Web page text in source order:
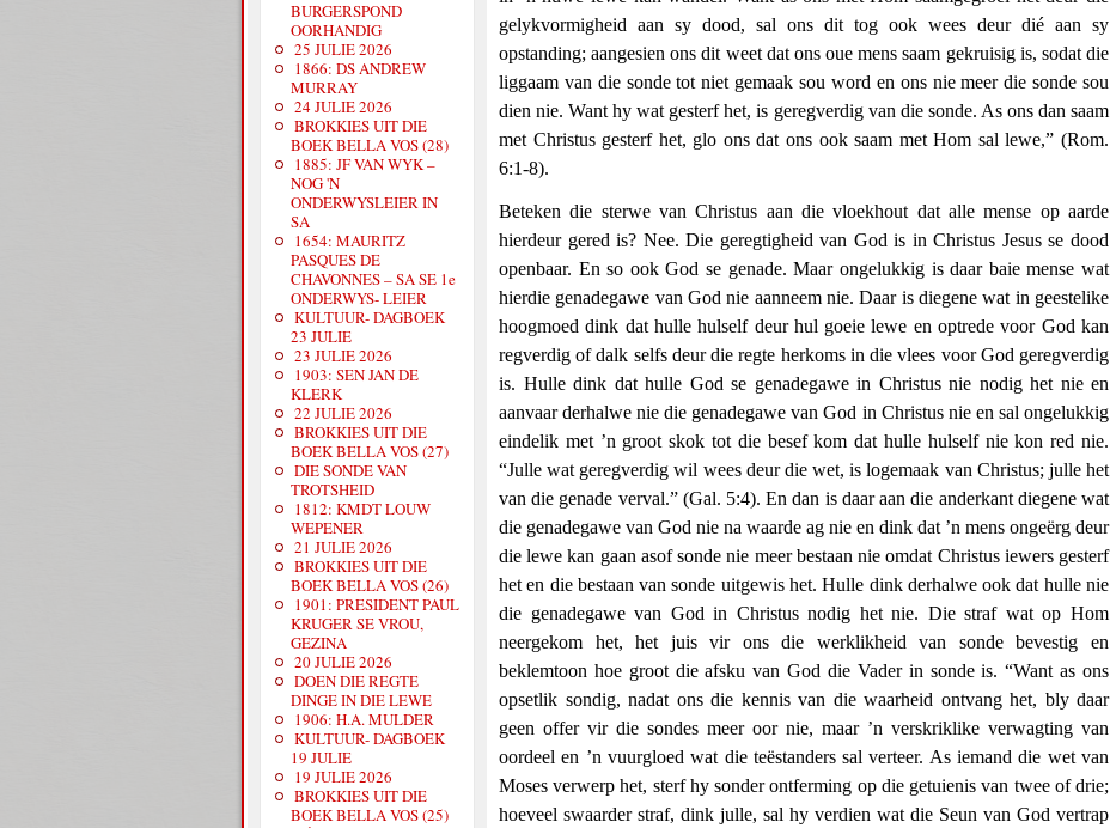
BURGERSPOND
OORHANDIG
25 JULIE 2026
1866: DS ANDREW
MURRAY
24 JULIE 2026
BROKKIES UIT DIE
BOEK BELLA VOS (28)
1885: JF VAN WYK –
NOG 'N
ONDERWYSLEIER IN
SA
1654: MAURITZ
PASQUES DE
CHAVONNES – SA SE 1e
ONDERWYS- LEIER
KULTUUR- DAGBOEK
23 JULIE
23 JULIE 2026
1903: SEN JAN DE
KLERK
22 JULIE 2026
BROKKIES UIT DIE
BOEK BELLA VOS (27)
DIE SONDE VAN
TROTSHEID
1812: KMDT LOUW
WEPENER
21 JULIE 2026
BROKKIES UIT DIE
BOEK BELLA VOS (26)
1901: PRESIDENT PAUL
KRUGER SE VROU,
GEZINA
20 JULIE 2026
DOEN DIE REGTE
DINGE IN DIE LEWE
1906: H.A. MULDER
KULTUUR- DAGBOEK
19 JULIE
19 JULIE 2026
BROKKIES UIT DIE
BOEK BELLA VOS (25)
gelykvormigheid aan sy dood, sal ons dit tog ook wees deur dié aan sy
opstanding; aangesien ons dit weet dat ons oue mens saam gekruisig is, sodat die
liggaam van die sonde tot niet gemaak sou word en ons nie meer die sonde sou
dien nie. Want hy wat gesterf het, is geregverdig van die sonde. As ons dan saam
met Christus gesterf het, glo ons dat ons ook saam met Hom sal lewe,” (Rom.
6:1-8).
Beteken die sterwe van Christus aan die vloekhout dat alle mense op aarde
hierdeur gered is? Nee. Die geregtigheid van God is in Christus Jesus se dood
openbaar. En so ook God se genade. Maar ongelukkig is daar baie mense wat
hierdie genadegawe van God nie aanneem nie. Daar is diegene wat in geestelike
hoogmoed dink dat hulle hulself deur hul goeie lewe en optrede voor God kan
regverdig of dalk selfs deur die regte herkoms in die vlees voor God geregverdig
is. Hulle dink dat hulle God se genadegawe in Christus nie nodig het nie en
aanvaar derhalwe nie die genadegawe van God in Christus nie en sal ongelukkig
eindelik met ’n groot skok tot die besef kom dat hulle hulself nie kon red nie.
“Julle wat geregverdig wil wees deur die wet, is logemaak van Christus; julle het
van die genade verval.” (Gal. 5:4). En dan is daar aan die anderkant diegene wat
die genadegawe van God nie na waarde ag nie en dink dat ’n mens ongeërg deur
die lewe kan gaan asof sonde nie meer bestaan nie omdat Christus iewers gesterf
het en die bestaan van sonde uitgewis het. Hulle dink derhalwe ook dat hulle nie
die genadegawe van God in Christus nodig het nie. Die straf wat op Hom
neergekom het, het juis vir ons die werklikheid van sonde bevestig en
beklemtoon hoe groot die afsku van God die Vader in sonde is. “Want as ons
opsetlik sondig, nadat ons die kennis van die waarheid ontvang het, bly daar
geen offer vir die sondes meer oor nie, maar ’n verskriklike verwagting van
oordeel en ’n vuurgloed wat die teëstanders sal verteer. As iemand die wet van
Moses verwerp het, sterf hy sonder ontferming op die getuienis van twee of drie;
hoeveel swaarder straf, dink julle, sal hy verdien wat die Seun van God vertrap